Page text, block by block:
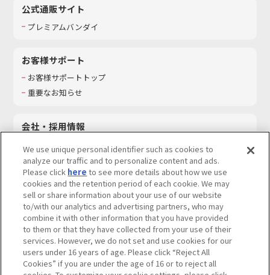
公式通販サイト
プレミアムバンダイ
お客様サポート
お客様サポートトップ
重要なお知らせ
会社・採用情報
採用情報
サステナビリティ
お問い合わせ
ウェブサイトご利用条件 ソーシャルメディアポリシー
個人情報及び特定個人情報等の取り扱いに関する保護方針
We use unique personal identifier such as cookies to
analyze our traffic and to personalize content and ads.
Please click here to see more details about how we use
cookies and the retention period of each cookie. We may
sell or share information about your use of our website
to/with our analytics and advertising partners, who may
combine it with other information that you have provided
to them or that they have collected from your use of their
services. However, we do not set and use cookies for our
users under 16 years of age. Please click “Reject All
Cookies” if you are under the age of 16 or to reject all